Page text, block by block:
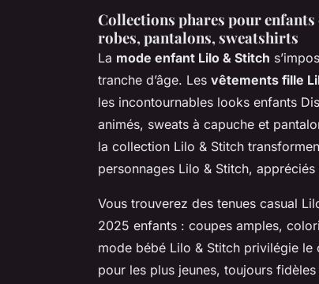
Collections phares pour
robes, pantalons, sweatshirts
La mode enfant Lilo & Stitch
tranche d’âge. Les vêtements fille
les incontournables looks enfants
animés, sweats à capuche et
la collection Lilo & Stitch
personnages Lilo & Stitch,
Vous trouverez des tenues casual
2025 enfants : coupes amples,
mode bébé Lilo & Stitch privilégie
pour les plus jeunes, toujours fidèles